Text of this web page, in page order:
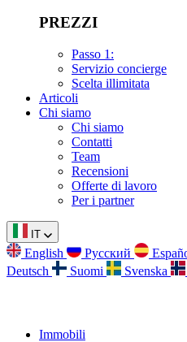
PREZZI
Passo 1:
Servizio concierge
Scelta illimitata
Articoli
Chi siamo
Chi siamo
Contatti
Team
Recensioni
Offerte di lavoro
Per i partner
IT
English Русский
Deutsch
Suomi Svenska
Immobili